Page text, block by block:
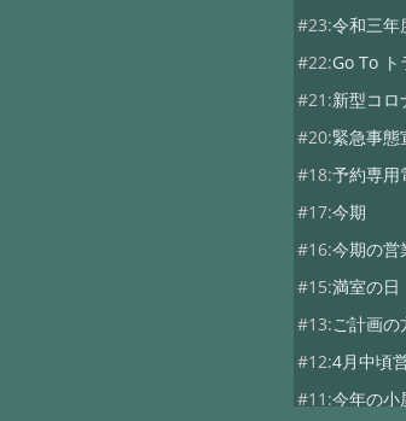
#23:令和三年
#22:Go To
#21:新型コロ
#20:緊急事態
#18:予約専用
#17:今期
#16:今期の営
#15:満室の日
#13:ご計画の
#12:4月中頃
#11:今年の小